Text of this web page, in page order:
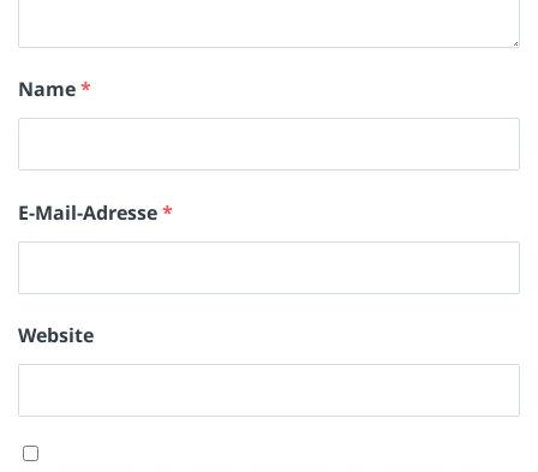
Name*
E-Mail-Adresse*
Website